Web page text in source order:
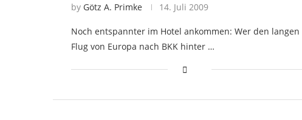
by Götz A. Primke 14. Juli 2009
Noch entspannter im Hotel ankommen: Wer den langen
Flug von Europa nach BKK hinter …